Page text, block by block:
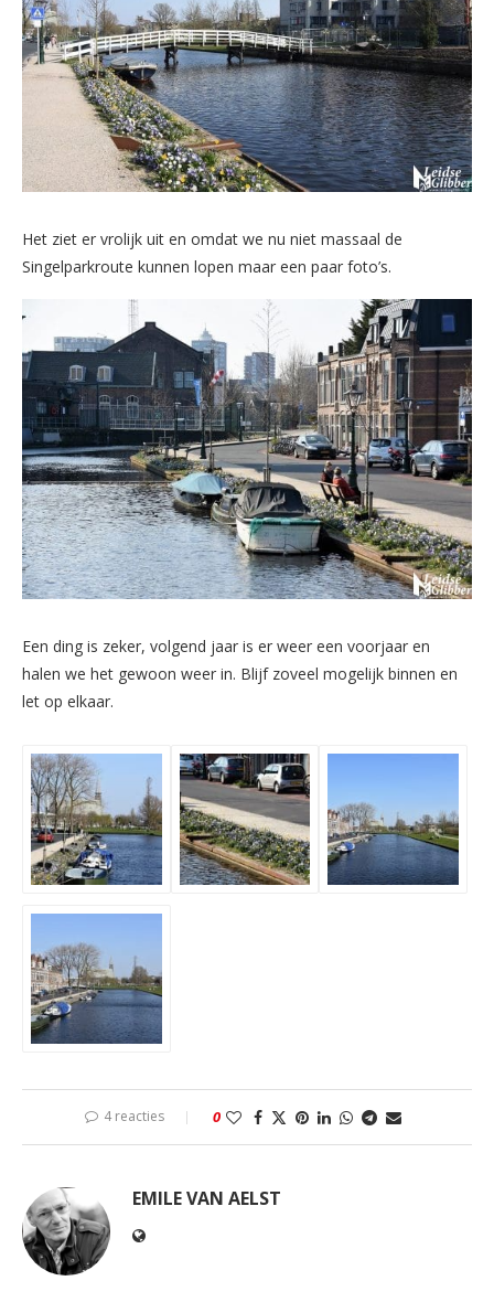
Het ziet er vrolijk uit en omdat we nu niet massaal de
Singelparkroute kunnen lopen maar een paar foto’s.
Een ding is zeker, volgend jaar is er weer een voorjaar en
halen we het gewoon weer in. Blijf zoveel mogelijk binnen en
let op elkaar.
4 reacties 0
EMILE VAN AELST